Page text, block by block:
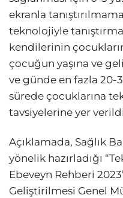
ekranla
teknolojiyle
kendilerinin
çocuğun yaşına ve
ve günde en fazla 20-
sürede çocuklarına
tavsiyelerine yer
Açıklamada, Sağlık
yönelik hazırladığı
Ebeveyn Rehberi
Geliştirilmesi Genel